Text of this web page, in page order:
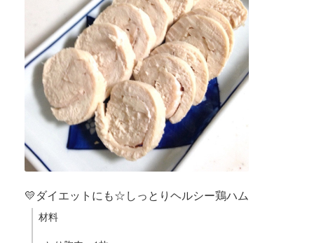
💛ダイエットにも☆しっとりヘルシー鶏ハム
材料